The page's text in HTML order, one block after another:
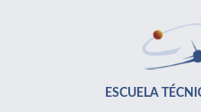
ESCUELA